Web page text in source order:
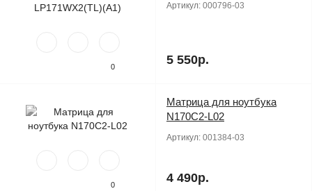
0
Артикул: 000796-03
5 550р.
0
Матрица для ноутбука
N170C2-L02
Артикул: 001384-03
4 490р.